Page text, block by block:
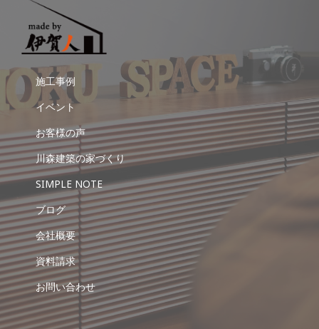
施工事例
イベント
お客様の声
川森建築の家づくり
SIMPLE NOTE
ブログ
会社概要
資料請求
お問い合わせ